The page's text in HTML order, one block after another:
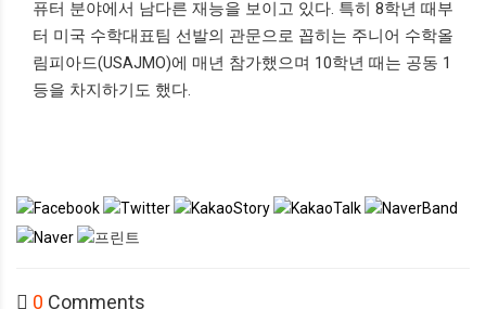
퓨터 분야에서 남다른 재능을 보이고 있다. 특히 8학년 때부
터 미국 수학대표팀 선발의 관문으로 꼽히는 주니어 수학올
림피아드(USAJMO)에 매년 참가했으며 10학년 때는 공동 1
등을 차지하기도 했다.
0 Comments